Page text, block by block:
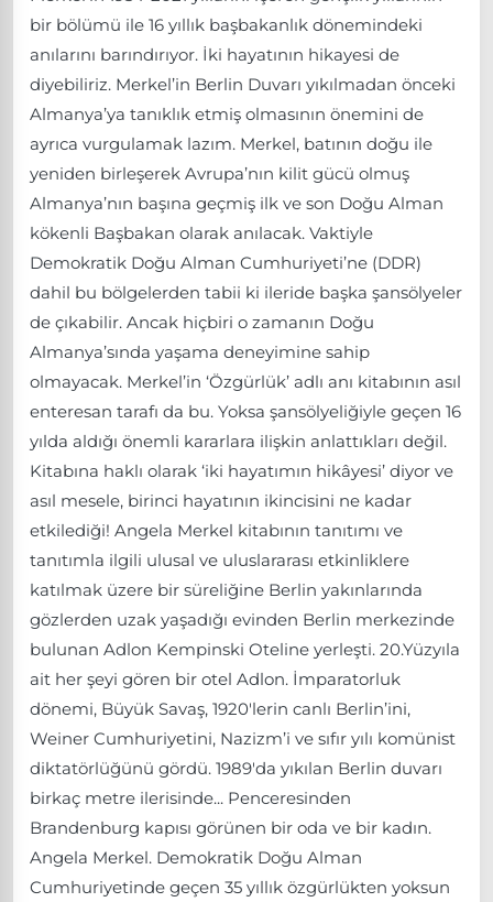
bir bölümü ile 16 yıllık başbakanlık dönemindeki
anılarını barındırıyor. İki hayatının hikayesi de
diyebiliriz. Merkel’in Berlin Duvarı yıkılmadan önceki
Almanya’ya tanıklık etmiş olmasının önemini de
ayrıca vurgulamak lazım. Merkel, batının doğu ile
yeniden birleşerek Avrupa’nın kilit gücü olmuş
Almanya’nın başına geçmiş ilk ve son Doğu Alman
kökenli Başbakan olarak anılacak. Vaktiyle
Demokratik Doğu Alman Cumhuriyeti’ne (DDR)
dahil bu bölgelerden tabii ki ileride başka şansölyeler
de çıkabilir. Ancak hiçbiri o zamanın Doğu
Almanya’sında yaşama deneyimine sahip
olmayacak. Merkel’in ‘Özgürlük’ adlı anı kitabının asıl
enteresan tarafı da bu. Yoksa şansölyeliğiyle geçen 16
yılda aldığı önemli kararlara ilişkin anlattıkları değil.
Kitabına haklı olarak ‘iki hayatımın hikâyesi’ diyor ve
asıl mesele, birinci hayatının ikincisini ne kadar
etkilediği! Angela Merkel kitabının tanıtımı ve
tanıtımla ilgili ulusal ve uluslararası etkinliklere
katılmak üzere bir süreliğine Berlin yakınlarında
gözlerden uzak yaşadığı evinden Berlin merkezinde
bulunan Adlon Kempinski Oteline yerleşti. 20.Yüzyıla
ait her şeyi gören bir otel Adlon. İmparatorluk
dönemi, Büyük Savaş, 1920'lerin canlı Berlin’ini,
Weiner Cumhuriyetini, Nazizm’i ve sıfır yılı komünist
diktatörlüğünü gördü. 1989'da yıkılan Berlin duvarı
birkaç metre ilerisinde... Penceresinden
Brandenburg kapısı görünen bir oda ve bir kadın.
Angela Merkel. Demokratik Doğu Alman
Cumhuriyetinde geçen 35 yıllık özgürlükten yoksun